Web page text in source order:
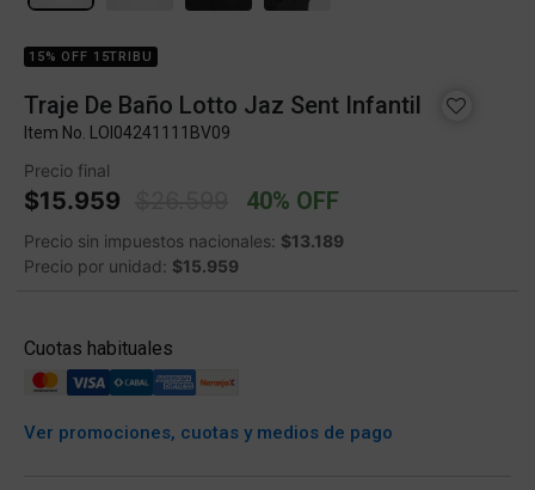
15% OFF 15TRIBU
Traje De Baño Lotto Jaz Sent Infantil
Item No. LOI04241111BV09
Precio final
$15.959 Price reduced from
40% OFF
Precio sin impuestos nacionales: $13.189
Precio por unidad: $15.959
Cuotas habituales
Ver promociones, cuotas y medios de pago